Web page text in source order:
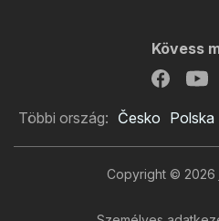
Kövess
Többi ország: Česko Polska
Copyright © 2026